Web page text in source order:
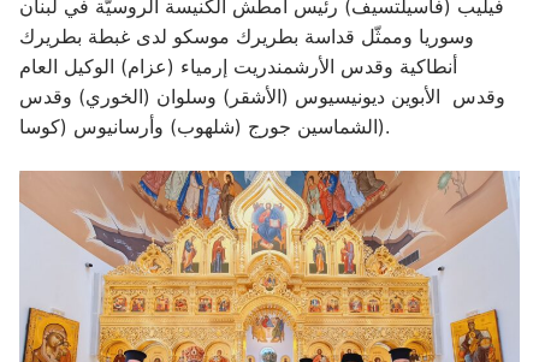
فيليب (فاسيلتسيف) رئيس أمطش الكنيسة الروسيّة في لبنان
وسوريا وممثّل قداسة بطريرك موسكو لدى غبطة بطريرك
أنطاكية وقدس الأرشمندريت إرمياء (عزام) الوكيل العام
وقدس الأبوين ديونيسيوس (الأشقر) وسلوان (الخوري) وقدس
الشماسين جورج (شلهوب) وأرسانيوس (كوسا).